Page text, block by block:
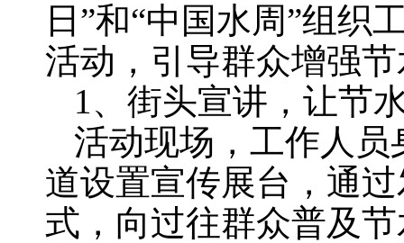
日”和“中国水周”组织
活动，引导群众增强
1、街头宣讲，让节
活动现场，工作人员
道设置宣传展台，通
式，向过往群众普及